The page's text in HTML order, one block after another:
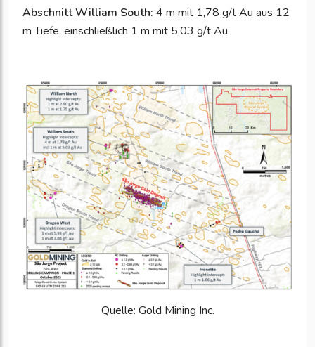
Abschnitt William South: 4 m mit 1,78 g/t Au aus 12
m Tiefe, einschließlich 1 m mit 5,03 g/t Au
Quelle: Gold Mining Inc.